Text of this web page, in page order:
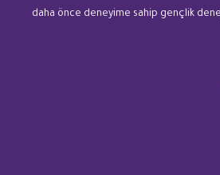
daha önce deneyime sahip gençlik